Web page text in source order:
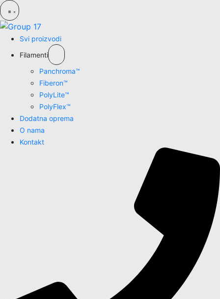
Svi proizvodi
Filamenti
Panchroma™
Fiberon™
PolyLite™
PolyFlex™
Dodatna oprema
O nama
Kontakt